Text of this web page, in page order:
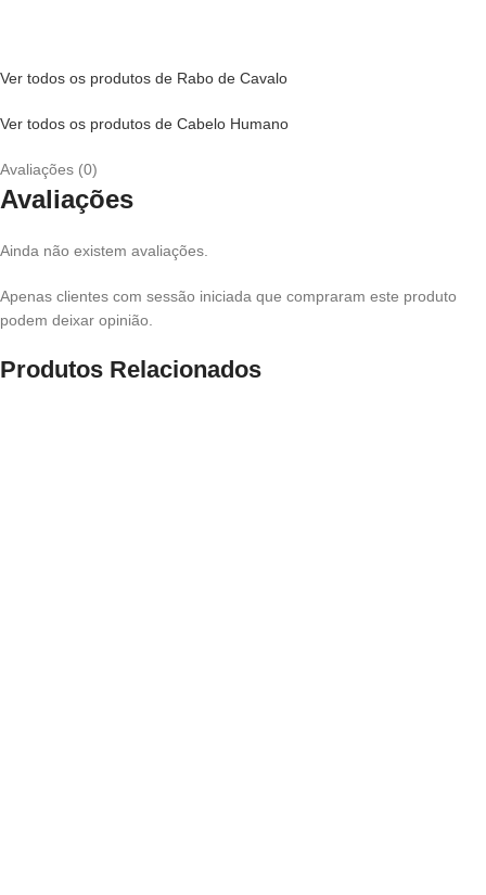
Ver todos os produtos de Rabo de Cavalo
Ver todos os produtos de Cabelo Humano
Avaliações (0)
Avaliações
Ainda não existem avaliações.
Apenas clientes com sessão iniciada que compraram este produto
podem deixar opinião.
Produtos Relacionados